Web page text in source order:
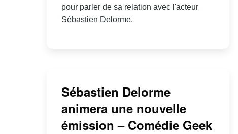
pour parler de sa relation avec l'acteur
Sébastien Delorme.
Sébastien Delorme
animera une nouvelle
émission – Comédie Geek